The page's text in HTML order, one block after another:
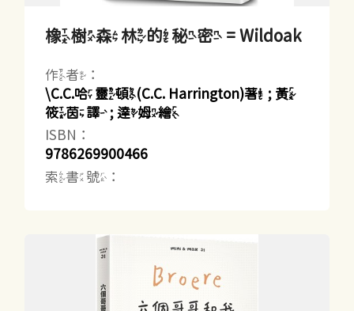
橡樹森林的秘密 = Wildoak
作者：
\C.C.哈靈頓(C.C. Harrington)著 ; 黃
筱茵譯 ; 達姆繪
ISBN：
9786269900466
索書號：